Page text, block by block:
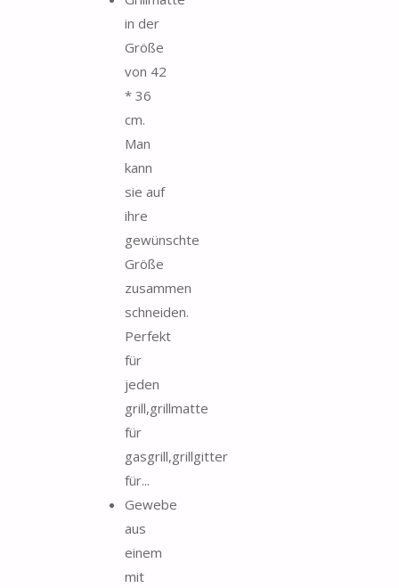
in der
Größe
von 42
* 36
cm.
Man
kann
sie auf
ihre
gewünschte
Größe
zusammen
schneiden.
Perfekt
für
jeden
grill,grillmatte
für
gasgrill,grillgitter
für...
Gewebe
aus
einem
mit